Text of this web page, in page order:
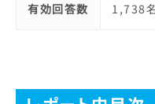
有効回答数 1,738